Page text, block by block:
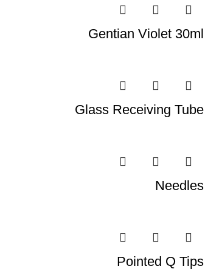
Gentian Violet 30ml
Glass Receiving Tube
Needles
Pointed Q Tips